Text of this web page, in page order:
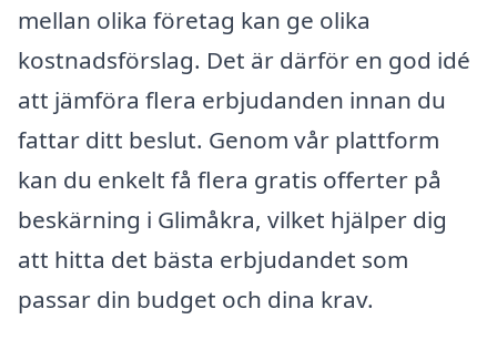
mellan olika företag kan ge olika
kostnadsförslag. Det är därför en god idé
att jämföra flera erbjudanden innan du
fattar ditt beslut. Genom vår plattform
kan du enkelt få flera gratis offerter på
beskärning i Glimåkra, vilket hjälper dig
att hitta det bästa erbjudandet som
passar din budget och dina krav.